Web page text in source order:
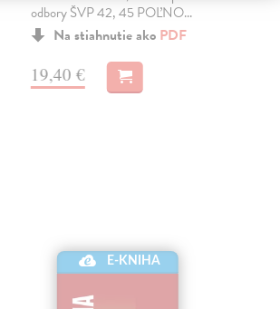
odbory ŠVP 42, 45 POĽNO...
Na stiahnutie ako PDF
19,40 €
E-KNIHA